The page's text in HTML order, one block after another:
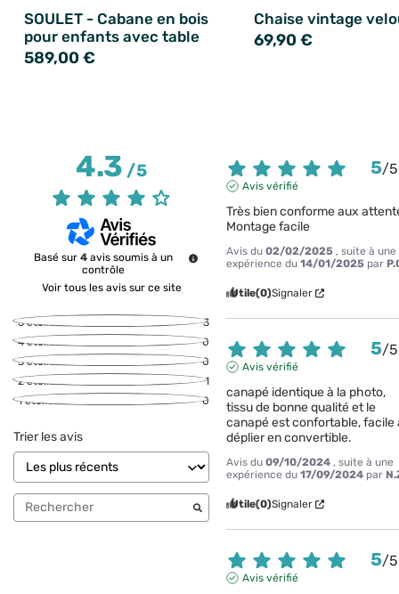
SOULET - Cabane en bois
pour enfants avec table
589,00 €
Chaise vintage
69,90 €
4.3/5
Basé sur 4 avis soumis à un
contrôle
Voir tous les avis sur ce site
5étoiles
3
4étoiles
0
3étoiles
0
2étoiles
1
1étoile 0
Trier les avis
5/5
Avis vérifié
Très bien conforme aux
Montage facile
Avis du02/02/2025 , suite à une
expérience du14/01/2025 par
Utile(0)Signaler
5/5
Avis vérifié
canapé identique à la photo,
tissu de bonne qualité et le
canapé est confortable, facile
déplier en convertible.
Avis du09/10/2024 , suite à une
expérience du17/09/2024 par
Utile(0)Signaler
5/5
Avis vérifié